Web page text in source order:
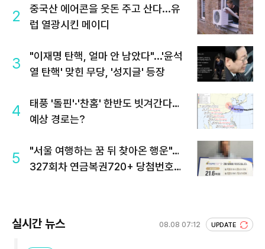
2
중국산 에어콘을 웃돈 주고 산다...유
럽 열광시킨 메이디
3
"이재명 탄핵, 얼마 안 남았다"...'윤석
열 탄핵' 맞힌 무당, '성지글' 등장
4
태풍 '돌핀'·'찬홈' 한반도 빗겨간다…
예상 경로는?
5
"서울 여행하는 꿈 뒤 찾아온 행운"…
327회차 연금복권720+ 당첨번호조
실시간 뉴스 08.08 07:12 UPDATE